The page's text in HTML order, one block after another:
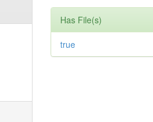
Has File(s)
true